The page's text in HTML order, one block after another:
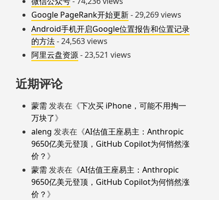
Google PageRank开始更新- 29,269 views
Android手机开启Google位置报告和位置记录
的方法- 24,563 views
阿里云盘资源- 23,521 views
近期评论
蒙需 发表在《下次买 iPhone，可能不用掏一
万块了》
aleng 发表在《AI估值王座易主：Anthropic
9650亿美元登顶，GitHub Copilot为何悄然涨
价？ 》
蒙需 发表在《AI估值王座易主：Anthropic
9650亿美元登顶，GitHub Copilot为何悄然涨
价？ 》